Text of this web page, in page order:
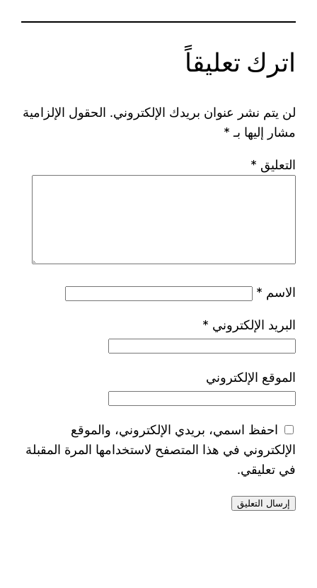
اترك تعليقاً
لن يتم نشر عنوان بريدك الإلكتروني. الحقول الإلزامية
مشار إليها بـ *
التعليق *
الاسم *
البريد الإلكتروني *
الموقع الإلكتروني
احفظ اسمي، بريدي الإلكتروني، والموقع
الإلكتروني في هذا المتصفح لاستخدامها المرة المقبلة
في تعليقي.